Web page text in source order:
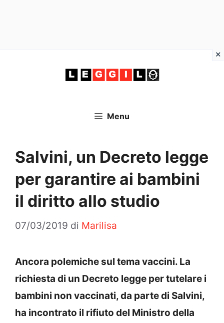
Menu
Salvini, un Decreto legge
per garantire ai bambini
il diritto allo studio
07/03/2019 di Marilisa
Ancora polemiche sul tema vaccini. La
richiesta di un Decreto legge per tutelare i
bambini non vaccinati, da parte di Salvini,
ha incontrato il rifiuto del Ministro della